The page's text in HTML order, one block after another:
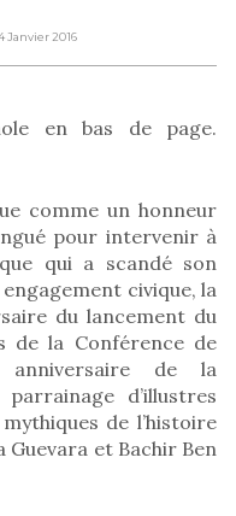
Janvier 2016
en bas de page.
comme un honneur
pour intervenir à
qui a scandé son
civique, la
du lancement du
de la Conférence de
de la
d’illustres
de l’histoire
Guevara et Bachir Ben